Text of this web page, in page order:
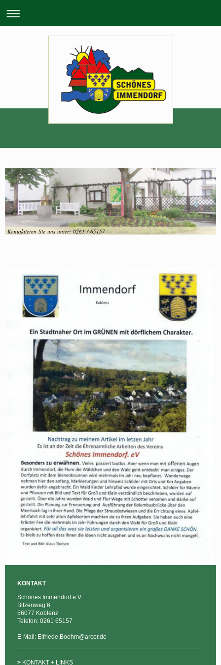
Kontaktieren Sie uns unter: 0261 / 65157
KONTAKT
Schönes Immendorf e.V.
Bitzenweg 6
56077 Koblenz
Telefon: 0261 65157
E-Mail: Elfriede.Boehm@arcor.de
> KONTAKT + LINKS